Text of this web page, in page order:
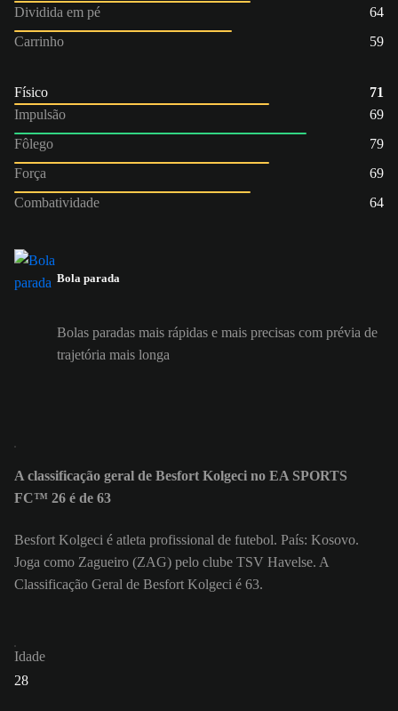
Dividida em pé
64
Carrinho
59
Físico
71
Impulsão
69
Fôlego
79
Força
69
Combatividade
64
Bola parada
Bolas paradas mais rápidas e mais precisas com prévia de
trajetória mais longa
A classificação geral de Besfort Kolgeci no EA SPORTS
FC™ 26 é de 63
Besfort Kolgeci é atleta profissional de futebol. País: Kosovo.
Joga como Zagueiro (ZAG) pelo clube TSV Havelse. A
Classificação Geral de Besfort Kolgeci é 63.
Idade
28